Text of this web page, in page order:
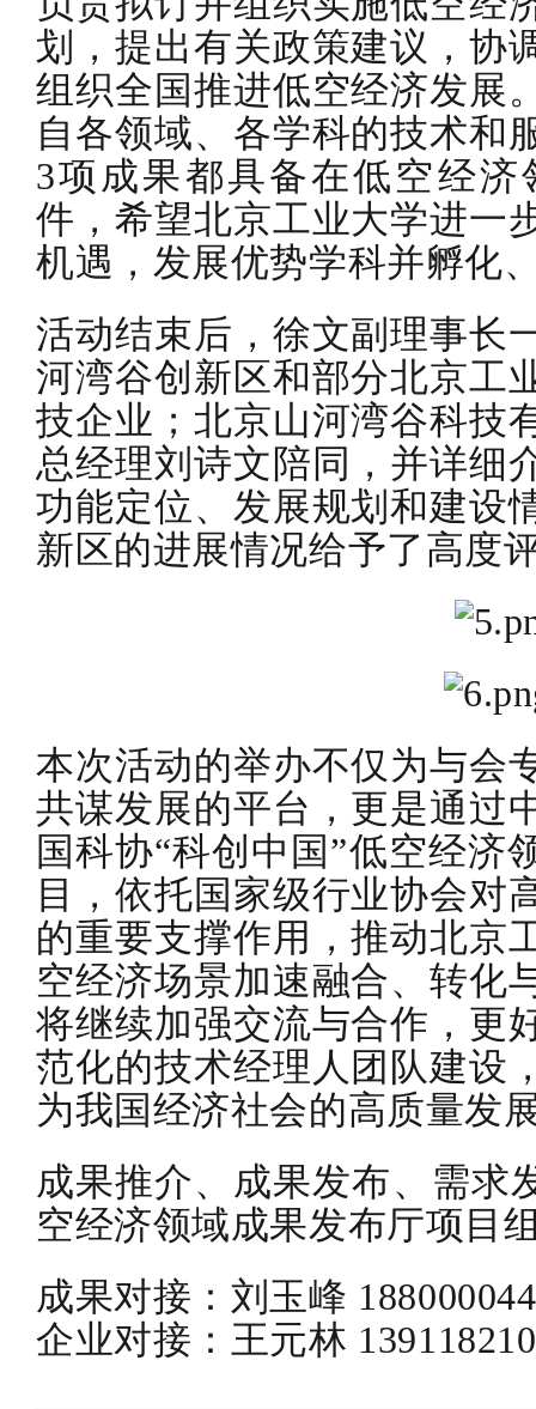
划，提出有关政策建议，协
组织全国推进低空经济发展
自各领域、各学科的技术和
3项成果都具备在低空经
件，希望北京工业大学进一
机遇，发展优势学科并孵化
活动结束后，徐文副理事长
河湾谷创新区和部分北京工
技企业；北京山河湾谷科技
总经理刘诗文陪同，并详细
功能定位、发展规划和建设
新区的进展情况给予了高度
本次活动的举办不仅为与会
共谋发展的平台，更是通过
国科协“科创中国”低空经济
目，依托国家级行业协会对
的重要支撑作用，推动北京
空经济场景加速融合、转化
将继续加强交流与合作，更
范化的技术经理人团队建设
为我国经济社会的高质量发
成果推介、成果发布、需求
空经济领域成果发布厅项目
成果对接：刘玉峰
企业对接：王元林